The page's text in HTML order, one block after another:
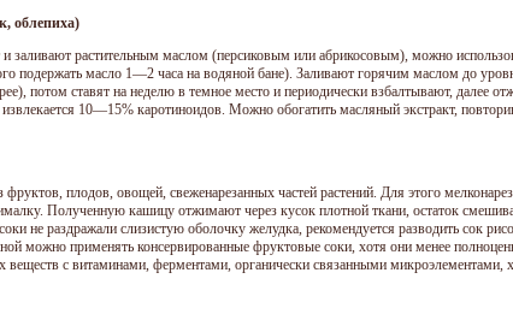
облепиха)
заливают растительным маслом (персиковым или абрикосовым), можно
подержать масло 1—2 часа на водяной бане). Заливают горячим маслом до
потом ставят на неделю в темное место и периодически взбалтывают, далее
10—15% каротиноидов. Можно обогатить масляный экстракт,
плодов, овощей, свеженарезанных частей растений. Для этого
Полученную кашицу отжимают через кусок плотной ткани, остаток
не раздражали слизистую оболочку желудка, рекомендуется разводить сок
можно применять консервированные фруктовые соки, хотя они менее
с витаминами, ферментами, органически связанными микроэлементами,